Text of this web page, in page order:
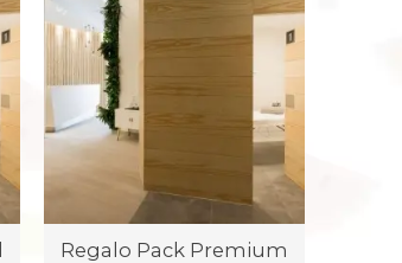
Regalo Pack Premium